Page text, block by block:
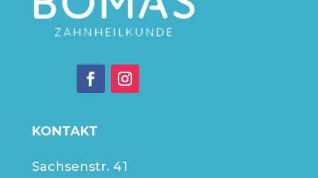
KONTAKT
Sachsenstr. 41